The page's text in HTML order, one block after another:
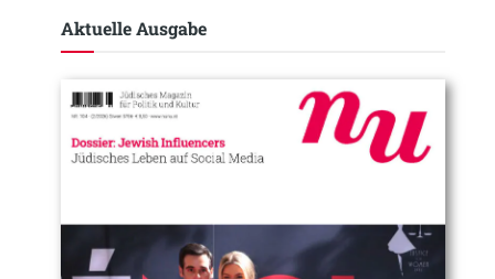
Aktuelle Ausgabe​